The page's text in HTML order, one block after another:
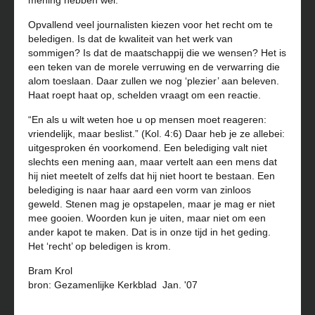
Opvallend veel journalisten kiezen voor het recht om te
beledigen. Is dat de kwaliteit van het werk van
sommigen? Is dat de maatschappij die we wensen? Het is
een teken van de morele verruwing en de verwarring die
alom toeslaan. Daar zullen we nog ‘plezier’ aan beleven.
Haat roept haat op, schelden vraagt om een reactie.
“En als u wilt weten hoe u op mensen moet reageren:
vriendelijk, maar beslist.” (Kol. 4:6) Daar heb je ze allebei:
uitgesproken én voorkomend. Een belediging valt niet
slechts een mening aan, maar vertelt aan een mens dat
hij niet meetelt of zelfs dat hij niet hoort te bestaan. Een
belediging is naar haar aard een vorm van zinloos
geweld. Stenen mag je opstapelen, maar je mag er niet
mee gooien. Woorden kun je uiten, maar niet om een
ander kapot te maken. Dat is in onze tijd in het geding.
Het ‘recht’ op beledigen is krom.
Bram Krol
bron: Gezamenlijke Kerkblad Jan. '07